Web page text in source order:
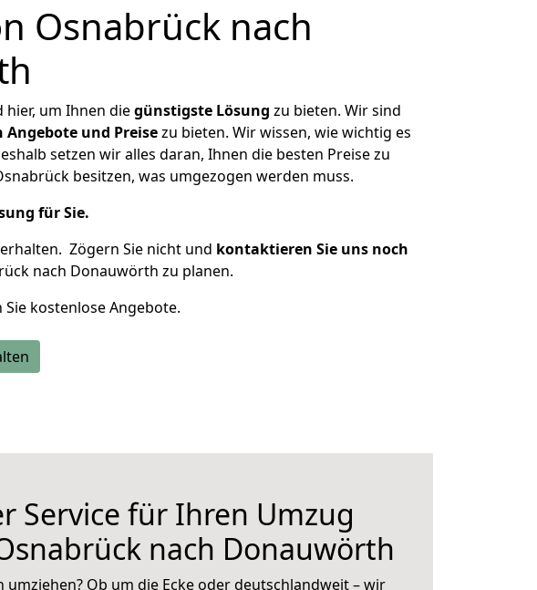
Osnabrück nach
um Ihnen diegünstigste Lösung zu bieten. Wir sind
Angebote und Preisezu bieten. Wir wissen, wie wichtig es
setzen wir alles daran, Ihnen die besten Preise zu
besitzen, was umgezogen werden muss.
für Sie.
Zögern Sie nicht und kontaktieren Sie uns noch
nach Donauwörth zu planen.
kostenlose Angebote.
Service für Ihren Umzug
nach Donauwörth
umziehen? Ob um die Ecke oder deutschlandweit – wir